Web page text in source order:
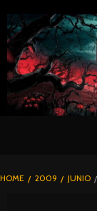
TO
CONTENT
HOME 2009 JUNIO